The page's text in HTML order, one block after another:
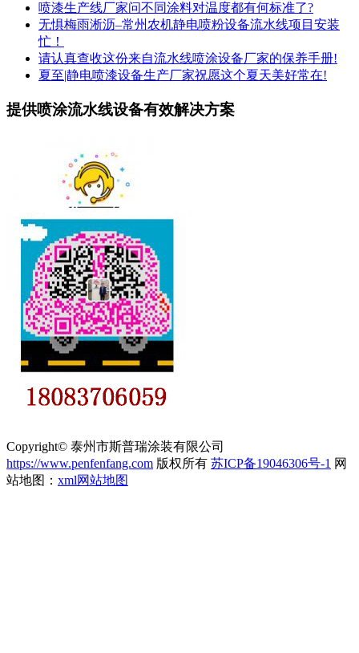
喷漆生产线厂家问不同涂料对温度都有何标准了?
无惧梅雨淅沥–常州农机静电喷粉设备流水线项目安装
忙！
请认真查收这份来自流水线喷涂设备厂家的保养手册!
夏至|静电喷漆设备生产厂家祝愿这个夏天美好常在!
提供喷涂流水线设备有效解决方案
Copyright© 泰州市斯普瑞涂装有限公司
https://www.penfenfang.com 版权所有 苏ICP备19046306号-1 网
站地图： xml网站地图